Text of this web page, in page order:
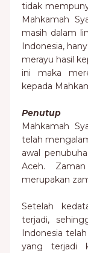
tidak
Mahkamah
masih dalam
Indonesia,
merayu hasil
ini maka
kepada
Penutup
Mahkamah
telah
awal
Aceh.
merupakan
Setelah
terjadi,
Indonesia
yang terjadi